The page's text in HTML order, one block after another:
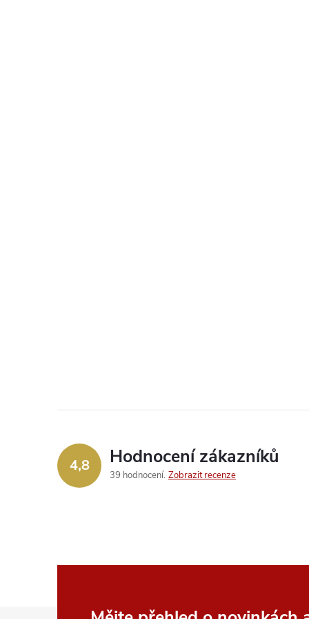
4,8 Hodnocení zákazníků
39 hodnocení Zobrazit recenze